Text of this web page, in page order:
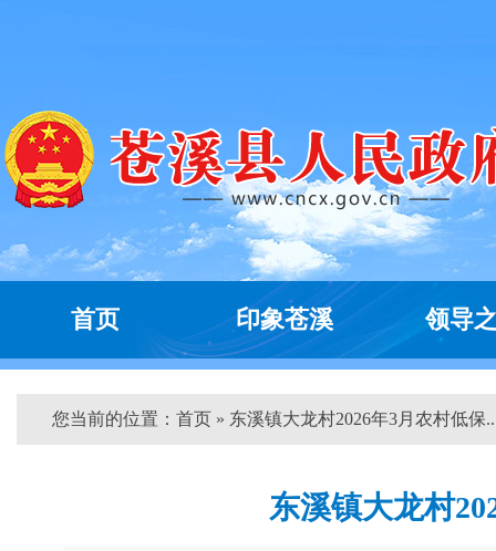
首页 印象苍溪 领导
您当前的位置： 首页 » 东溪镇大龙村2026年3月农村低保
东溪镇大龙村